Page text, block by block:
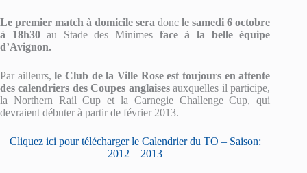
Le premier match à domicile seradonc le samedi 6 octobre
à 18h30au Stade des Minimes face à la belle équipe
d’Avignon.
Par ailleurs,le Club de la Ville Rose est toujours en attente
des calendriers des Coupes anglaisesauxquelles il participe,
la Northern Rail Cup et la Carnegie Challenge Cup, qui
devraient débuter à partir de février 2013.
Cliquez ici pour télécharger le Calendrier du TO – Saison:
2012 – 2013